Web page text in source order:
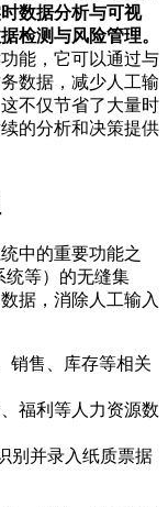
数据分析与可视
检测与风险管理。
能，它可以通过与
数据，减少人工输
不仅节省了大量时
的分析和决策提供
中的重要功能之
统等）的无缝集
据，消除人工输入
销售、库存等相关
福利等人力资源数
别并录入纸质票据